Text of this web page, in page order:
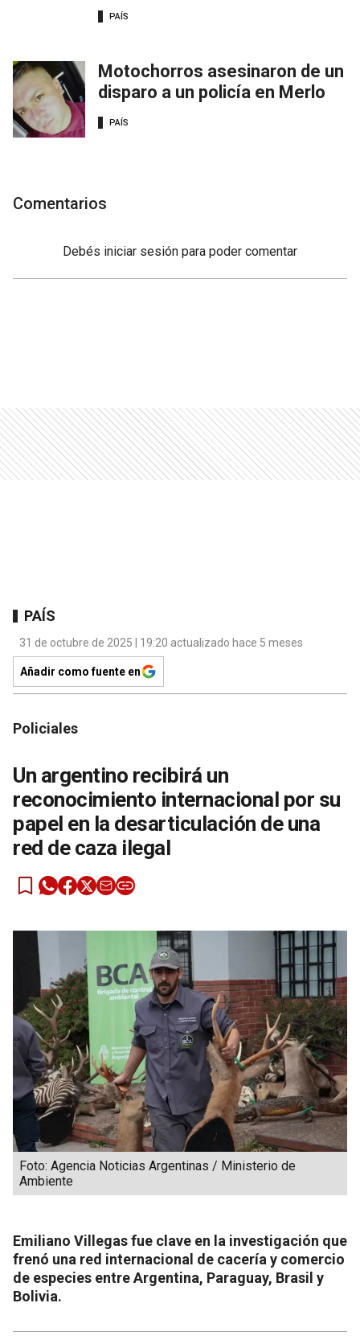
PAÍS
Motochorros asesinaron de un
disparo a un policía en Merlo
PAÍS
Comentarios
Debés iniciar sesión para poder comentar
PAÍS
31 de octubre de 2025 | 19:20 actualizado hace 5 meses
Añadir como fuente en
Policiales
Un argentino recibirá un
reconocimiento internacional por su
papel en la desarticulación de una
red de caza ilegal
Foto: Agencia Noticias Argentinas / Ministerio de
Ambiente
Emiliano Villegas fue clave en la investigación que
frenó una red internacional de cacería y comercio
de especies entre Argentina, Paraguay, Brasil y
Bolivia.